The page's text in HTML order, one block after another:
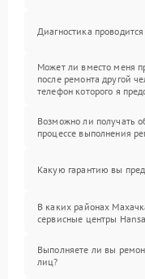
Диагностика
Может ли вместо меня
после ремонта другой
телефон которого я
Возможно ли получать
процессе выполнения
Какую гарантию вы
В каких районах
сервисные центры
Выполняете ли вы
лиц?